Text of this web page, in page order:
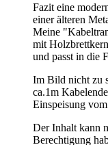
Fazit eine
einer älteren
Meine
mit
und passt in die
Im Bild nicht zu
ca.1m
Einspeisung
Der Inhalt kann
Berechtigung